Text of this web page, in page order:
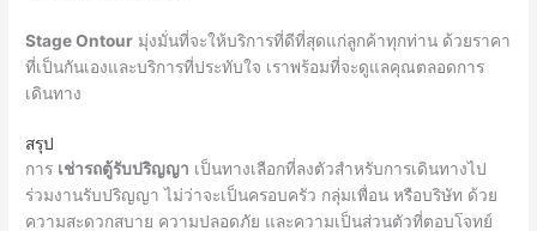
Stage Ontour มุ่งมั่นที่จะให้บริการที่ดีที่สุดแก่ลูกค้าทุกท่าน ด้วยราคา
ที่เป็นกันเองและบริการที่ประทับใจ เราพร้อมที่จะดูแลคุณตลอดการ
เดินทาง
สรุป
การ เช่ารถตู้รับปริญญา เป็นทางเลือกที่ลงตัวสำหรับการเดินทางไป
ร่วมงานรับปริญญา ไม่ว่าจะเป็นครอบครัว กลุ่มเพื่อน หรือบริษัท ด้วย
ความสะดวกสบาย ความปลอดภัย และความเป็นส่วนตัวที่ตอบโจทย์